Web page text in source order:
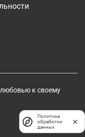
к своему
Политика
обработки
данных